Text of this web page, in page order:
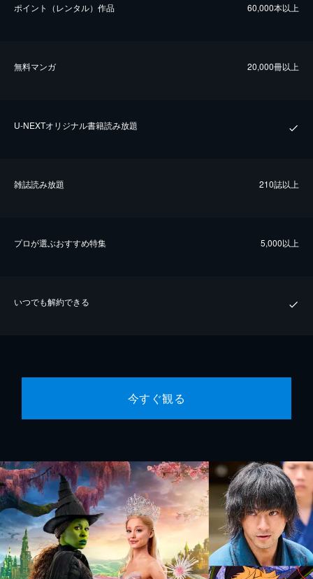
ポイント（レンタル）作品 60,000本以上
無料マンガ 20,000冊以上
U-NEXTオリジナル書籍読み放題
雑誌読み放題 210誌以上
プロが選ぶおすすめ特集 5,000以上
いつでも解約できる
今すぐ観る